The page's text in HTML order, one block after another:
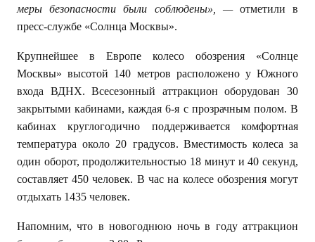
меры безопасности были соблюдены», —отметили в
пресс-службе «Солнца Москвы».
Крупнейшее в Европе колесо обозрения «Солнце
Москвы» высотой 140 метров расположено у Южного
входа ВДНХ. Всесезонный аттракцион оборудован 30
закрытыми кабинами, каждая 6-я с прозрачным полом. В
кабинах круглогодично поддерживается комфортная
температура около 20 градусов. Вместимость колеса за
один оборот, продолжительностью 18 минут и 40 секунд,
составляет 450 человек. В час на колесе обозрения могут
отдыхать 1435 человек.
Напомним, что в новогоднюю ночь в году аттракцион